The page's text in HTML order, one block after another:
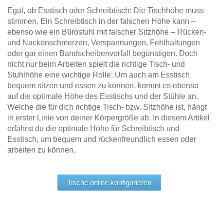
Egal, ob Esstisch oder Schreibtisch: Die Tischhöhe muss
stimmen. Ein Schreibtisch in der falschen Höhe kann –
ebenso wie ein Bürostuhl mit falscher Sitzhöhe – Rücken-
und Nackenschmerzen, Verspannungen, Fehlhaltungen
oder gar einen Bandscheibenvorfall begünstigen. Doch
nicht nur beim Arbeiten spielt die richtige Tisch- und
Stuhlhöhe eine wichtige Rolle: Um auch am Esstisch
bequem sitzen und essen zu können, kommt es ebenso
auf die optimale Höhe des Esstischs und der Stühle an.
Welche die für dich richtige Tisch- bzw. Sitzhöhe ist, hängt
in erster Linie von deiner Körpergröße ab. In diesem Artikel
erfährst du die optimale Höhe für Schreibtisch und
Esstisch, um bequem und rückenfreundlich essen oder
arbeiten zu können.
Tische online konfigurieren
Tische & Bänke
Vitrinen
Wandboards